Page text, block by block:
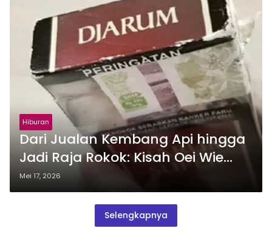
Hiburan
Dari Jualan Kembang Api hingga
Jadi Raja Rokok: Kisah Oei Wie
Gwan Pendiri Djarum
Mei 17, 2026
Selengkapnya